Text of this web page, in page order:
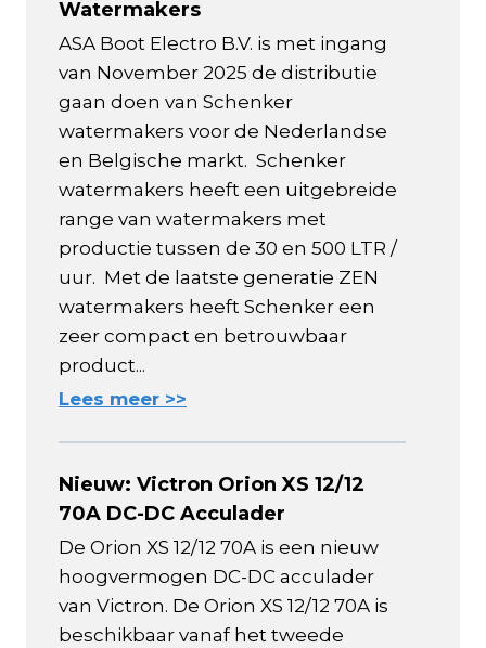
Watermakers
ASA Boot Electro B.V. is met ingang
van November 2025 de distributie
gaan doen van Schenker
watermakers voor de Nederlandse
en Belgische markt. Schenker
watermakers heeft een uitgebreide
range van watermakers met
productie tussen de 30 en 500 LTR /
uur. Met de laatste generatie ZEN
watermakers heeft Schenker een
zeer compact en betrouwbaar
product...
Lees meer >>
Nieuw: Victron Orion XS 12/12
70A DC-DC Acculader
De Orion XS 12/12 70A is een nieuw
hoogvermogen DC-DC acculader
van Victron. De Orion XS 12/12 70A is
beschikbaar vanaf het tweede